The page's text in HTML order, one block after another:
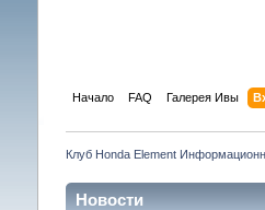
Начало FAQ Галерея Ивы
Клуб Honda Element
Новости